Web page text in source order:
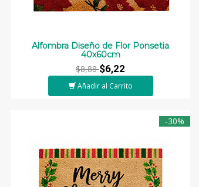
Alfombra Diseño de Flor Ponsetia
40x60cm
$8,88$6,22
Añadir al Carrito
-30%